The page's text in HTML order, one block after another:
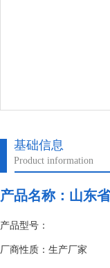
基础信息
Product information
产品名称： 山东
产品型号：
厂商性质：生产厂家